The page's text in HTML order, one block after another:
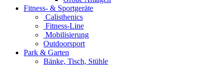
Fitness- & Sportgeräte
Calisthenics
Fitness-Line
Mobilisierung
Outdoorsport
Park & Garten
Bänke, Tisch, Stühle